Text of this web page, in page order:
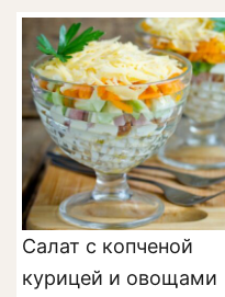
Салат с копченой
курицей и овощами